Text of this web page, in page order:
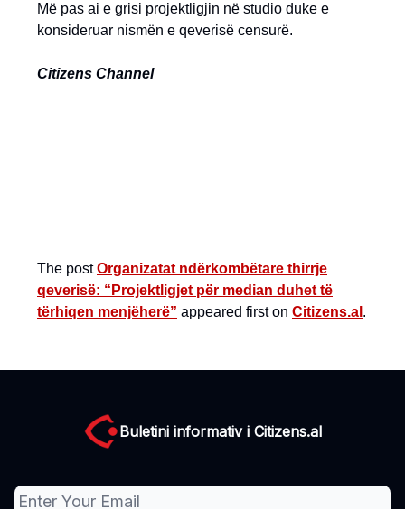
Më pas ai e grisi projektligjin në studio duke e
konsideruar nismën e qeverisë censurë.
Citizens Channel
The postOrganizatat ndërkombëtare thirrje
qeverisë: “Projektligjet për median duhet të
tërhiqen menjëherë” appeared first on Citizens.al .
Buletini informativ i Citizens.al